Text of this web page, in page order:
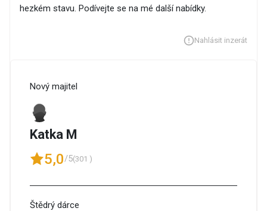
hezkém stavu. Podívejte se na mé další nabídky.
Nahlásit inzerát
Nový majitel
Katka M
5,0/5(301 )
Štědrý dárce